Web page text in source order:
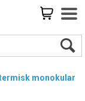
monokular